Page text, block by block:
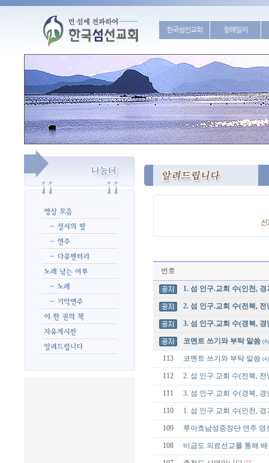
한국섬선교회 항해일지
번호
1. 섬 인구.교회 수(인천, 경
2. 섬 인구.교회 수(전북, 전
3. 섬 인구.교회 수(경북, 경
코멘트 쓰기와 부탁 말씀 (4)
113 코멘트 쓰기와 부탁 말씀 (4)
112 2. 섬 인구.교회 수(전북, 전
111 3. 섬 인구.교회 수(경북, 경
110 1. 섬 인구.교회 수(인천, 경
109 루아흐남성중창단 연주 영
108 비금도 의료선교를 통해